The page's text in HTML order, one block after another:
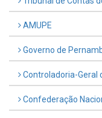
AMUPE
Governo de
Controladoria-Geral
Confederação